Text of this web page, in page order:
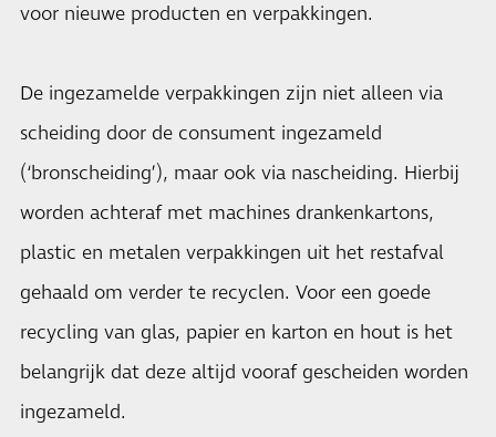
voor nieuwe producten en verpakkingen.
De ingezamelde verpakkingen zijn niet alleen via
scheiding door de consument ingezameld
(‘bronscheiding’), maar ook via nascheiding. Hierbij
worden achteraf met machines drankenkartons,
plastic en metalen verpakkingen uit het restafval
gehaald om verder te recyclen. Voor een goede
recycling van glas, papier en karton en hout is het
belangrijk dat deze altijd vooraf gescheiden worden
ingezameld.